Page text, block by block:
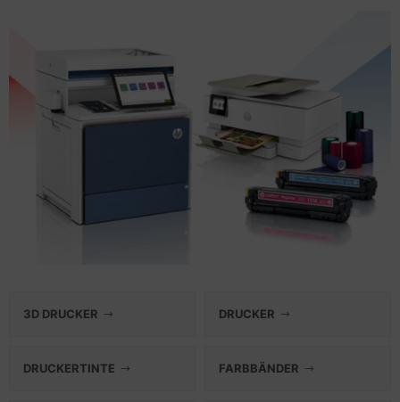
3D DRUCKER DRUCKER
DRUCKERTINTE FARBBÄNDER